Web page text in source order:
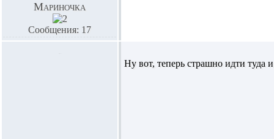
Мариночка
Сообщения: 17
Ну вот, теперь страшно идти туда